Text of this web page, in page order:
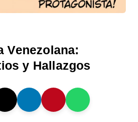
Venezolana:
y Hallazgos